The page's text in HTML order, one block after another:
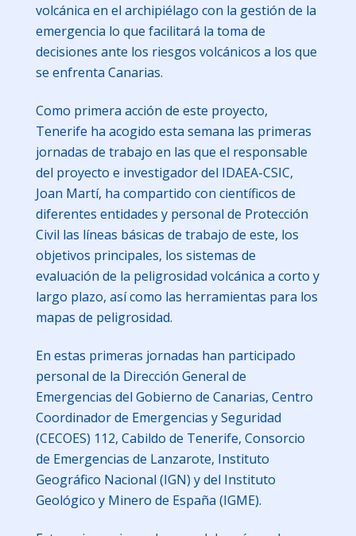
volcánica en el archipiélago con la gestión de la
emergencia lo que facilitará la toma de
decisiones ante los riesgos volcánicos a los que
se enfrenta Canarias.
Como primera acción de este proyecto,
Tenerife ha acogido esta semana las primeras
jornadas de trabajo en las que el responsable
del proyecto e investigador del IDAEA-CSIC,
Joan Martí, ha compartido con científicos de
diferentes entidades y personal de Protección
Civil las líneas básicas de trabajo de este, los
objetivos principales, los sistemas de
evaluación de la peligrosidad volcánica a corto y
largo plazo, así como las herramientas para los
mapas de peligrosidad.
En estas primeras jornadas han participado
personal de la Dirección General de
Emergencias del Gobierno de Canarias, Centro
Coordinador de Emergencias y Seguridad
(CECOES) 112, Cabildo de Tenerife, Consorcio
de Emergencias de Lanzarote, Instituto
Geográfico Nacional (IGN) y del Instituto
Geológico y Minero de España (IGME).